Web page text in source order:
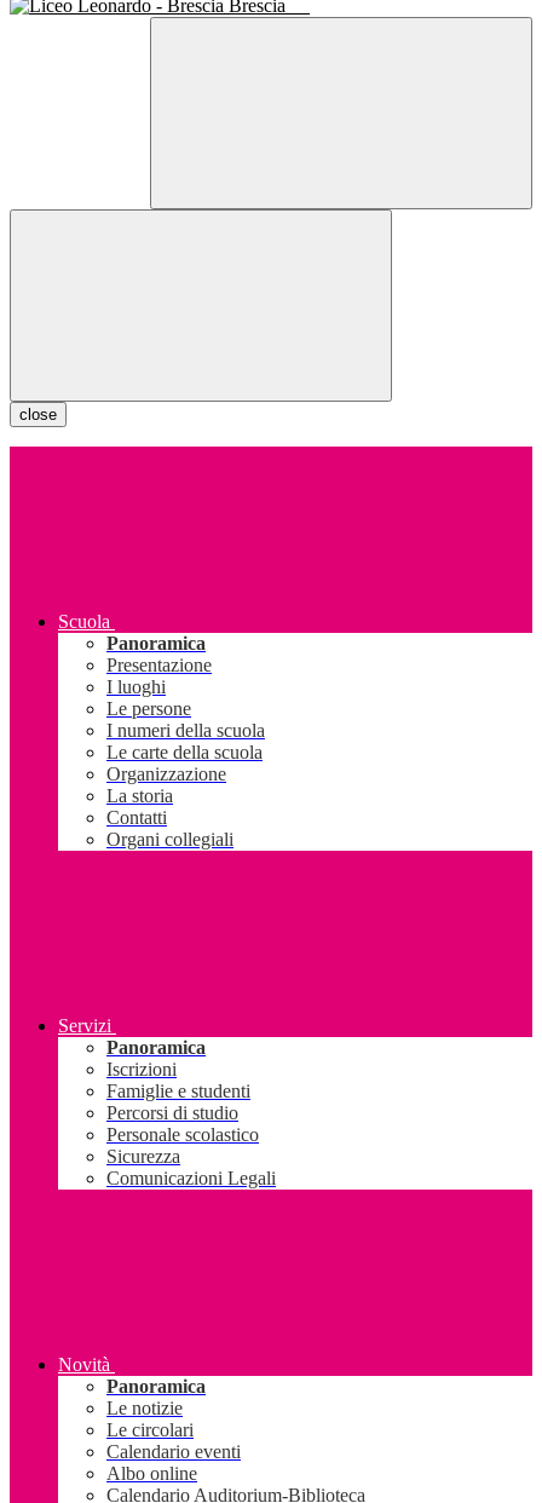
Brescia
close
Scuola
Panoramica
Presentazione
I luoghi
Le persone
I numeri della scuola
Le carte della scuola
Organizzazione
La storia
Contatti
Organi collegiali
Servizi
Panoramica
Iscrizioni
Famiglie e studenti
Percorsi di studio
Personale scolastico
Sicurezza
Comunicazioni Legali
Novità
Panoramica
Le notizie
Le circolari
Calendario eventi
Albo online
Calendario Auditorium-Biblioteca